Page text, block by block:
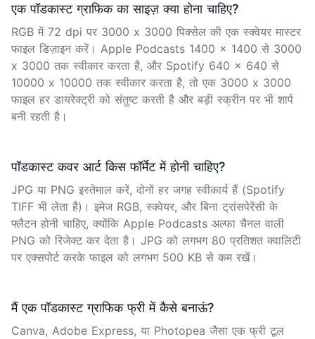
एक पॉडकास्ट ग्राफिक का साइज़ क्या होना चाहिए?
RGB में 72 dpi पर 3000 x 3000 पिक्सेल की एक स्क्वेयर मास्टर
फाइल डिज़ाइन करें। Apple Podcasts 1400 x 1400 से 3000
x 3000 तक स्वीकार करता है, और Spotify 640 x 640 से
10000 x 10000 तक स्वीकार करता है, तो एक 3000 x 3000
फाइल हर डायरेक्ट्री को संतुष्ट करती है और बड़ी स्क्रीन पर भी शार्प
बनी रहती है।
पॉडकास्ट कवर आर्ट किस फॉर्मेट में होनी चाहिए?
JPG या PNG इस्तेमाल करें, दोनों हर जगह स्वीकार्य हैं (Spotify
TIFF भी लेता है)। इमेज RGB, स्क्वेयर, और बिना ट्रांसपेरेंसी के
फ्लैटन होनी चाहिए, क्योंकि Apple Podcasts अल्फा चैनल वाली
PNG को रिजेक्ट कर देता है। JPG को लगभग 80 प्रतिशत क्वालिटी
पर एक्सपोर्ट करके फाइल को लगभग 500 KB से कम रखें।
मैं एक पॉडकास्ट ग्राफिक फ्री में कैसे बनाऊं?
Canva, Adobe Express, या Photopea जैसा एक फ्री टूल